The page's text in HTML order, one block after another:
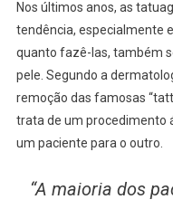
Nos últimos anos, as
tendência, especialmente
quanto fazê-las, também
pele. Segundo a
remoção das famosas
trata de um procedimento
um paciente para o outro.
“A maioria dos